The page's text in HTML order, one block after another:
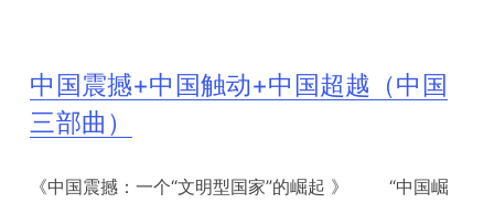
中国震撼+中国触动+中国超越（中国
三部曲）
《中国震撼：一个“文明型国家”的崛起 》 “中国崛